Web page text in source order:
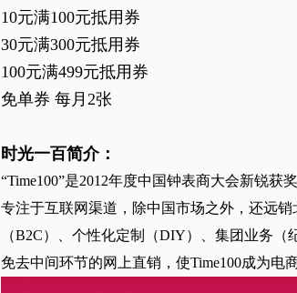
10元满100元抵用券
30元满300元抵用券
100元满499元抵用券
免单券 每月2张
时光一百简介：
“Time100”是2012年度中国钟表商大会新锐
专注于互联网渠道，除中国市场之外，还远
（B2C）、个性化定制（DIY）、集团业务（
免去中间环节的网上直销，使Time100成为电